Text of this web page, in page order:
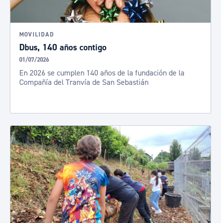
MOVILIDAD
Dbus, 140 años contigo
01/07/2026
En 2026 se cumplen 140 años de la fundación de la
Compañía del Tranvía de San Sebastián